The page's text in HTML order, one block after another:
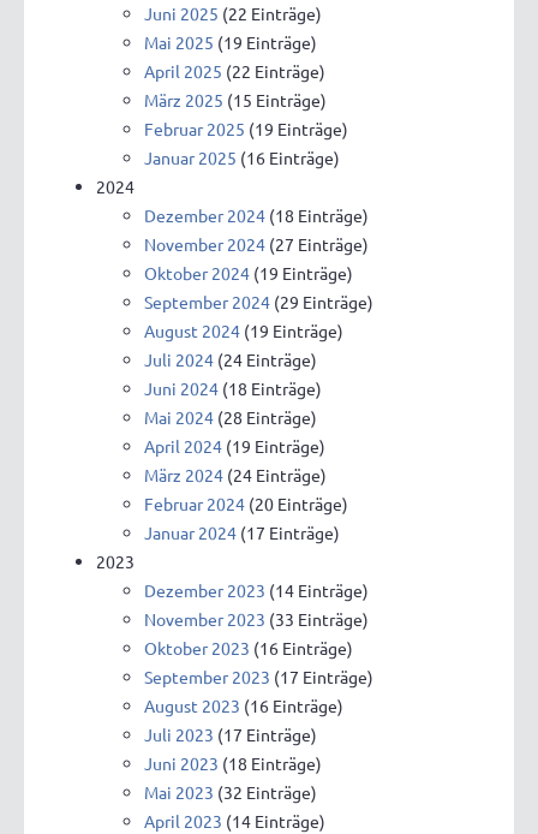
Juni 2025 (22 Einträge)
Mai 2025 (19 Einträge)
April 2025 (22 Einträge)
März 2025 (15 Einträge)
Februar 2025 (19 Einträge)
Januar 2025 (16 Einträge)
2024
Dezember 2024 (18 Einträge)
November 2024 (27 Einträge)
Oktober 2024 (19 Einträge)
September 2024 (29 Einträge)
August 2024 (19 Einträge)
Juli 2024 (24 Einträge)
Juni 2024 (18 Einträge)
Mai 2024 (28 Einträge)
April 2024 (19 Einträge)
März 2024 (24 Einträge)
Februar 2024 (20 Einträge)
Januar 2024 (17 Einträge)
2023
Dezember 2023 (14 Einträge)
November 2023 (33 Einträge)
Oktober 2023 (16 Einträge)
September 2023 (17 Einträge)
August 2023 (16 Einträge)
Juli 2023 (17 Einträge)
Juni 2023 (18 Einträge)
Mai 2023 (32 Einträge)
April 2023 (14 Einträge)